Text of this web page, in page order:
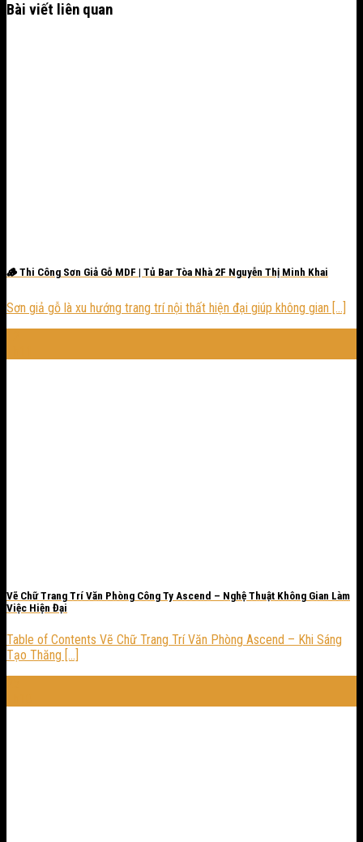
Bài viết liên quan
🪵 Thi Công Sơn Giả Gỗ MDF | Tủ Bar Tòa Nhà 2F Nguyễn Thị Minh Khai
Sơn giả gỗ là xu hướng trang trí nội thất hiện đại giúp không gian [...]
Vẽ Chữ Trang Trí Văn Phòng Công Ty Ascend – Nghệ Thuật Không Gian Làm
Việc Hiện Đại
Table of Contents Vẽ Chữ Trang Trí Văn Phòng Ascend – Khi Sáng
Tạo Thăng [...]